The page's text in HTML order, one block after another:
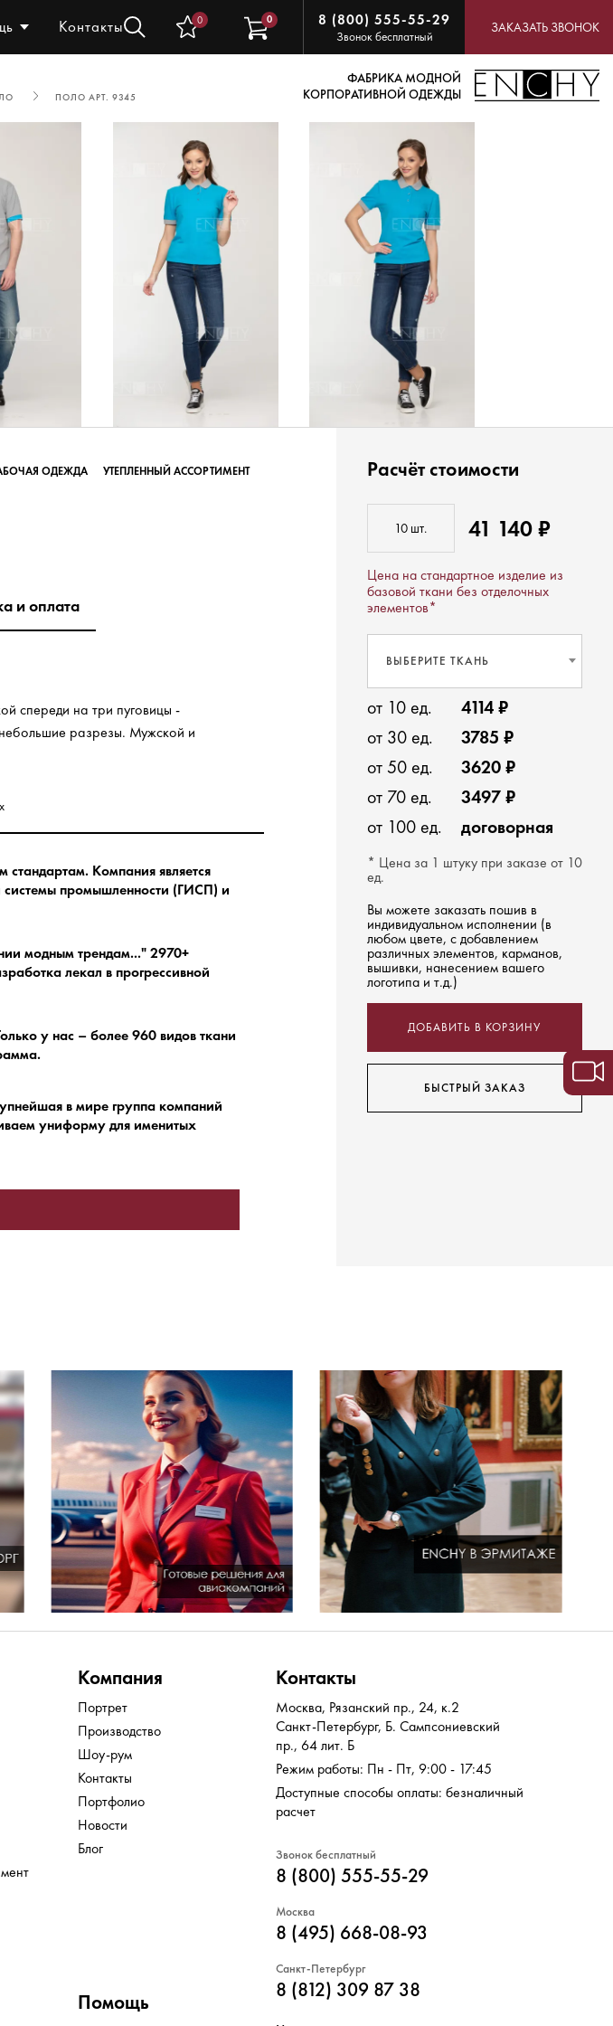
Контакты 0 0 8 (800) 555-55-29
Звонок бесплатный
ЗАКАЗАТЬ ЗВОНОК
ПОЛО АРТ. 9345
ФАБРИКА МОДНОЙ
КОРПОРАТИВНОЙ ОДЕЖДЫ
ОДЕЖДА
УТЕПЛЕННЫЙ АССОРТИМЕНТ
и оплата
спереди на три пуговицы -
разрезы. Мужской и
стандартам. Компания является
промышленности (ГИСП) и
модным трендам..." 2970+
лекал в прогрессивной
у нас – более 960 видов ткани
в мире группа компаний
униформу для именитых
Расчёт стоимости
41 140 ₽
Цена на стандартное изделие из
базовой ткани без отделочных
элементов*
ВЫБЕРИТЕ ТКАНЬ
от 10 ед.
4114 ₽
от 30 ед.
3785 ₽
от 50 ед.
3620 ₽
от 70 ед.
3497 ₽
от 100 ед.
договорная
* Цена за 1 штуку при заказе от 10
ед.
Вы можете заказать пошив в
индивидуальном исполнении (в
любом цвете, с добавлением
различных элементов, карманов,
вышивки, нанесением вашего
логотипа и т.д.)
ДОБАВИТЬ В КОРЗИНУ
БЫСТРЫЙ ЗАКАЗ
Компания
Портрет
Производство
Шоу-рум
Контакты
Портфолио
Новости
Блог
Помощь
Контакты
Москва, Рязанский пр., 24, к.2
Санкт-Петербург, Б. Сампсониевский
пр., 64 лит. Б
Режим работы: Пн - Пт, 9:00 - 17:45
Доступные способы оплаты: безналичный
расчет
Звонок бесплатный
8 (800) 555-55-29
Москва
8 (495) 668-08-93
Санкт-Петербург
8 (812) 309 87 38